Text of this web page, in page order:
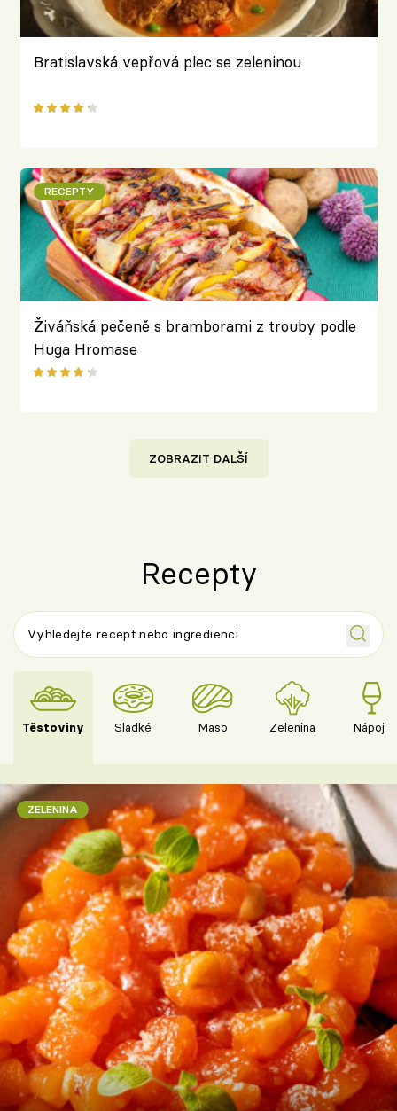
Bratislavská vepřová plec se zeleninou
RECEPTY
Živáňská pečeně s bramborami z trouby podle
Huga Hromase
ZOBRAZIT DALŠÍ
Recepty
Těstoviny Sladké Maso Zelenina Nápoje
ZELENINA